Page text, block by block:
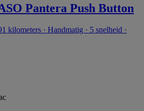
Pantera Push Button
kilometers · Handmatig · 5 snelheid ·